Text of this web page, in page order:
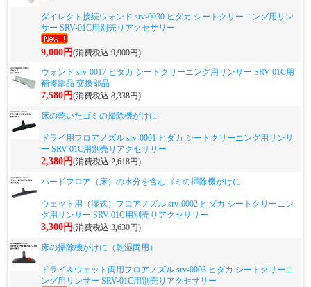
ダイレクト接続ウォンド srv-0030 ヒダカ シートクリーニング用リン
サー SRV-01C用別売りアクセサリー
9,000円(消費税込:9,900円)
ウォンド srv-0017 ヒダカ シートクリーニング用リンサー SRV-01C用
補修部品 交換部品
7,580円(消費税込:8,338円)
床の乾いたゴミの掃除機がけに
ドライ用フロアノズル srv-0001 ヒダカ シートクリーニング用リンサ
ー SRV-01C用別売りアクセサリー
2,380円(消費税込:2,618円)
ハードフロア（床）の水分を含むゴミの掃除機がけに
ウェット用（湿式）フロアノズル srv-0002 ヒダカ シートクリーニン
グ用リンサー SRV-01C用別売りアクセサリー
3,300円(消費税込:3,630円)
床の掃除機がけに（乾湿両用）
ドライ＆ウェット両用フロアノズル srv-0003 ヒダカ シートクリーニ
ング用リンサー SRV-01C用別売りアクセサリー